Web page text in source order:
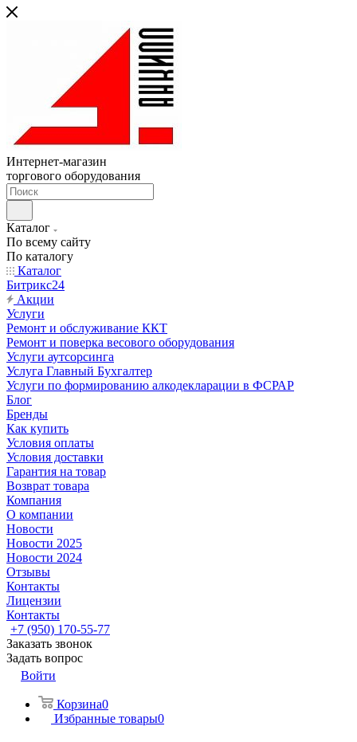
Интернет-магазин
торгового оборудования
Каталог
По всему сайту
По каталогу
Каталог
Битрикс24
Акции
Услуги
Ремонт и обслуживание ККТ
Ремонт и поверка весового оборудования
Услуги аутсорсинга
Услуга Главный Бухгалтер
Услуги по формированию алкодекларации в ФСРАР
Блог
Бренды
Как купить
Условия оплаты
Условия доставки
Гарантия на товар
Возврат товара
Компания
О компании
Новости
Новости 2025
Новости 2024
Отзывы
Контакты
Лицензии
Контакты
+7 (950) 170-55-77
Заказать звонок
Задать вопрос
Войти
Корзина0
Избранные товары0